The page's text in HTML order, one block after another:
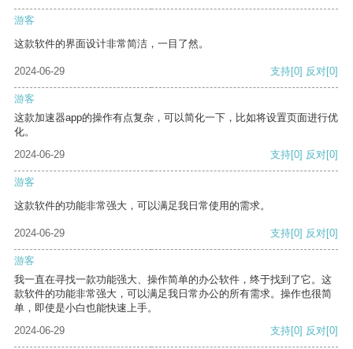
游客
这款软件的界面设计非常简洁，一目了然。
2024-06-29 支持[0] 反对[0]
游客
这款加速器app的操作有点复杂，可以简化一下，比如将设置页面进行优
化。
2024-06-29
支持[0] 反对[0]
游客
这款软件的功能非常强大，可以满足我日常使用的需求。
2024-06-29 支持[0] 反对[0]
游客
我一直在寻找一款功能强大、操作简单的办公软件，终于找到了它。这
款软件的功能非常强大，可以满足我日常办公的所有需求。操作也很简
单，即使是小白也能快速上手。
2024-06-29
支持[0] 反对[0]